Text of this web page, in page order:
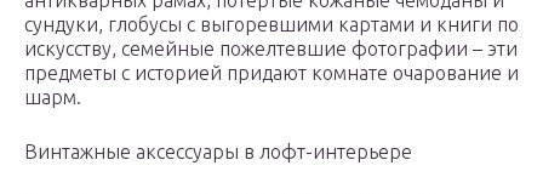
сундуки, глобусы с выгоревшими картами и книги по
искусству, семейные пожелтевшие фотографии – эти
предметы с историей придают комнате очарование и
шарм.
Винтажные аксессуары в лофт-интерьере